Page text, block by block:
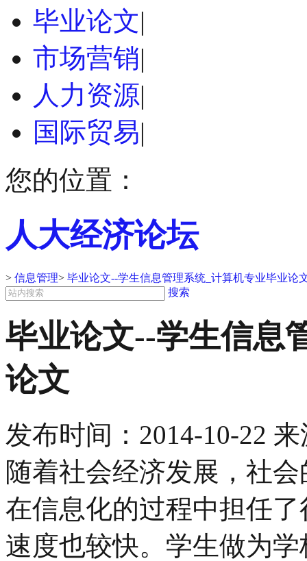
毕业论文|
市场营销|
人力资源|
国际贸易|
您的位置：
人大经济论坛
> 信息管理> 毕业论文--学生信息管理系统_计算机专业毕业论
搜索
毕业论文--学生信息
论文
发布时间： 2014-10-22 来
随着社会经济发展，社
在信息化的过程中担任
速度也较快。学生做为